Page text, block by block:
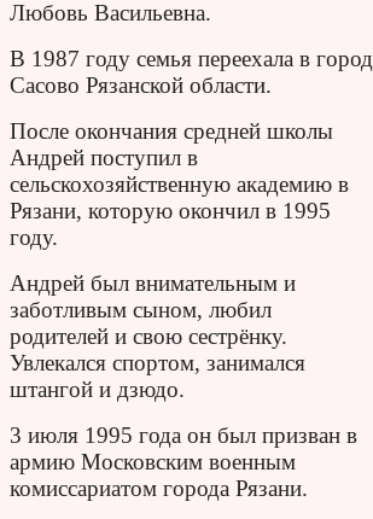
Любовь Васильевна.
В 1987 году семья переехала в город
Сасово Рязанской области.
После окончания средней школы
Андрей поступил в
сельскохозяйственную академию в
Рязани, которую окончил в 1995
году.
Андрей был внимательным и
заботливым сыном, любил
родителей и свою сестрёнку.
Увлекался спортом, занимался
штангой и дзюдо.
3 июля 1995 года он был призван в
армию Московским военным
комиссариатом города Рязани.